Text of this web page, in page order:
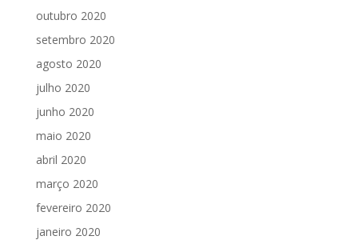
outubro 2020
setembro 2020
agosto 2020
julho 2020
junho 2020
maio 2020
abril 2020
março 2020
fevereiro 2020
janeiro 2020